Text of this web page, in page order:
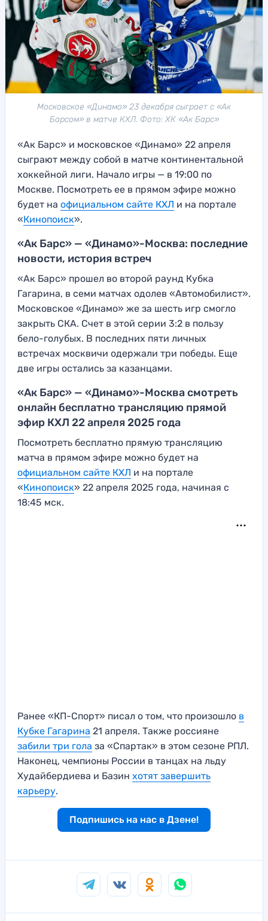
Московское «Динамо» 23 декабря сыграет с «Ак
Барсом» в матче КХЛ. Фото: ХК «Ак Барс»
«Ак Барс» и московское «Динамо» 22 апреля
сыграют между собой в матче континентальной
хоккейной лиги. Начало игры — в 19:00 по
Москве. Посмотреть ее в прямом эфире можно
будет на официальном сайте КХЛ и на портале
«Кинопоиск».
«Ак Барс» — «Динамо»-Москва: последние
новости, история встреч
«Ак Барс» прошел во второй раунд Кубка
Гагарина, в семи матчах одолев «Автомобилист».
Московское «Динамо» же за шесть игр смогло
закрыть СКА. Счет в этой серии 3:2 в пользу
бело-голубых. В последних пяти личных
встречах москвичи одержали три победы. Еще
две игры остались за казанцами.
«Ак Барс» — «Динамо»-Москва смотреть
онлайн бесплатно трансляцию прямой
эфир КХЛ 22 апреля 2025 года
Посмотреть бесплатно прямую трансляцию
матча в прямом эфире можно будет на
официальном сайте КХЛ и на портале
«Кинопоиск» 22 апреля 2025 года, начиная с
18:45 мск.
Ранее «КП-Спорт» писал о том, что произошло в
Кубке Гагарина 21 апреля. Также россияне
забили три гола за «Спартак» в этом сезоне РПЛ.
Наконец, чемпионы России в танцах на льду
Худайбердиева и Базин хотят завершить
карьеру.
Подпишись на нас в Дзене!